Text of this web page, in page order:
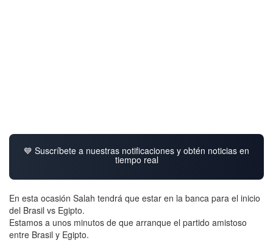
💙 Suscríbete a nuestras notificaciones y obtén noticias en
tiempo real
En esta ocasión Salah tendrá que estar en la banca para el inicio
del Brasil vs Egipto.
Estamos a unos minutos de que arranque el partido amistoso
entre Brasil y Egipto.